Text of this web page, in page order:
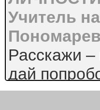
Учитель
Расскажи
дай
Китайская